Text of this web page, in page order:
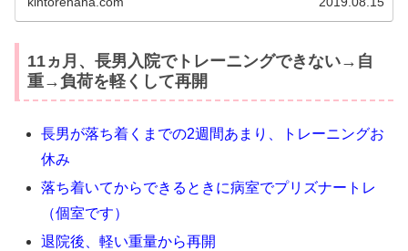
11ヵ月、長男入院でトレーニングできない→自
重→負荷を軽くして再開
長男が落ち着くまでの2週間あまり、トレーニングお
休み
落ち着いてからできるときに病室でプリズナートレ
（個室です）
退院後、軽い重量から再開